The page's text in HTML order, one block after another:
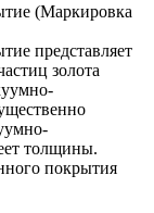
(Маркировка
представляет
золота
толщины.
покрытия